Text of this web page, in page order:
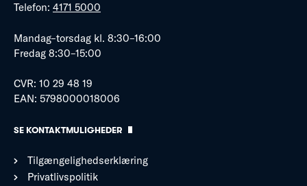
Telefon: 4171 5000
Mandag–torsdag kl. 8:30–16:00
Fredag 8:30–15:00
CVR: 10 29 48 19
EAN: 5798000018006
SE KONTAKTMULIGHEDER
Tilgængelighedserklæring
Privatlivspolitik